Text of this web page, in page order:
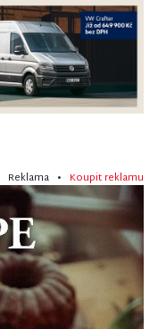
Reklama • Koupit reklamu